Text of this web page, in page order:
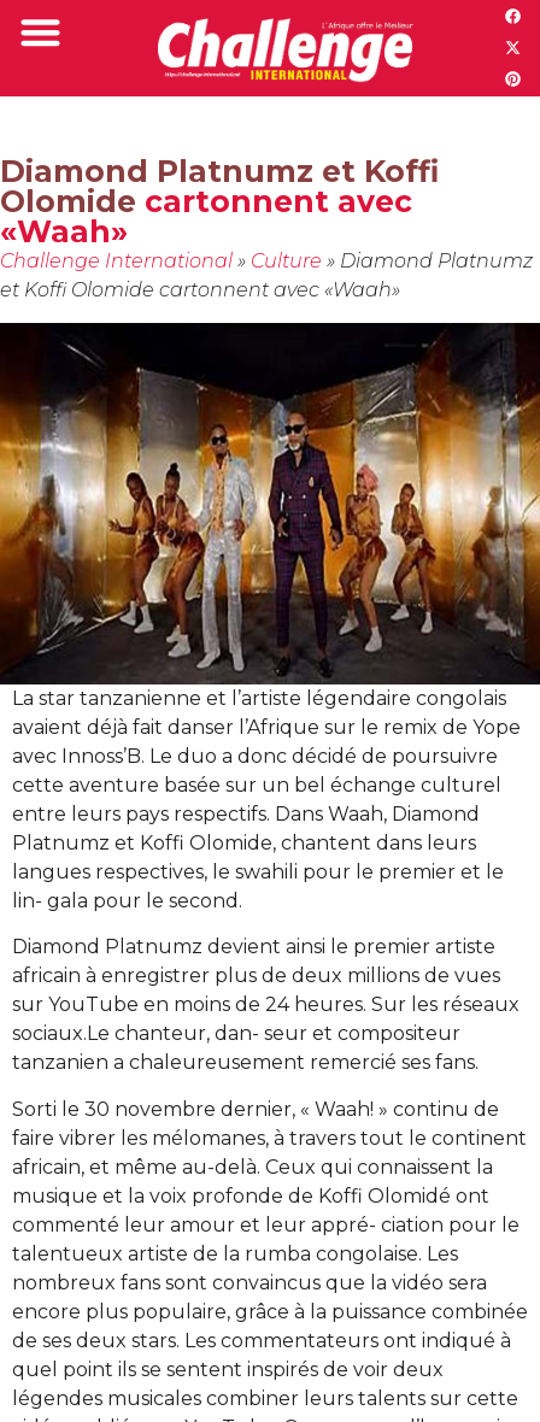
Diamond Platnumz et Koffi
Olomide cartonnent avec
«Waah»
Challenge International » Culture » Diamond Platnumz
et Koffi Olomide cartonnent avec «Waah»
La star tanzanienne et l’artiste légendaire congolais
avaient déjà fait danser l’Afrique sur le remix de Yope
avec Innoss’B. Le duo a donc décidé de poursuivre
cette aventure basée sur un bel échange culturel
entre leurs pays respectifs. Dans Waah, Diamond
Platnumz et Koffi Olomide, chantent dans leurs
langues respectives, le swahili pour le premier et le
lin- gala pour le second.
Diamond Platnumz devient ainsi le premier artiste
africain à enregistrer plus de deux millions de vues
sur YouTube en moins de 24 heures. Sur les réseaux
sociaux.Le chanteur, dan- seur et compositeur
tanzanien a chaleureusement remercié ses fans.
Sorti le 30 novembre dernier, « Waah! » continu de
faire vibrer les mélomanes, à travers tout le continent
africain, et même au-delà. Ceux qui connaissent la
musique et la voix profonde de Koffi Olomidé ont
commenté leur amour et leur appré- ciation pour le
talentueux artiste de la rumba congolaise. Les
nombreux fans sont convaincus que la vidéo sera
encore plus populaire, grâce à la puissance combinée
de ses deux stars. Les commentateurs ont indiqué à
quel point ils se sentent inspirés de voir deux
légendes musicales combiner leurs talents sur cette